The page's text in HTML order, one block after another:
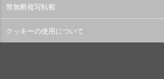
禁無断複写転載
クッキーの使用について